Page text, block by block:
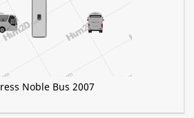
Noble Bus 2007